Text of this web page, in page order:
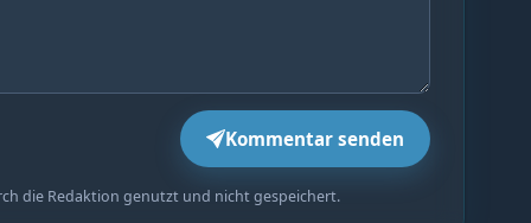
Kommentar senden
die Redaktion genutzt und nicht gespeichert.